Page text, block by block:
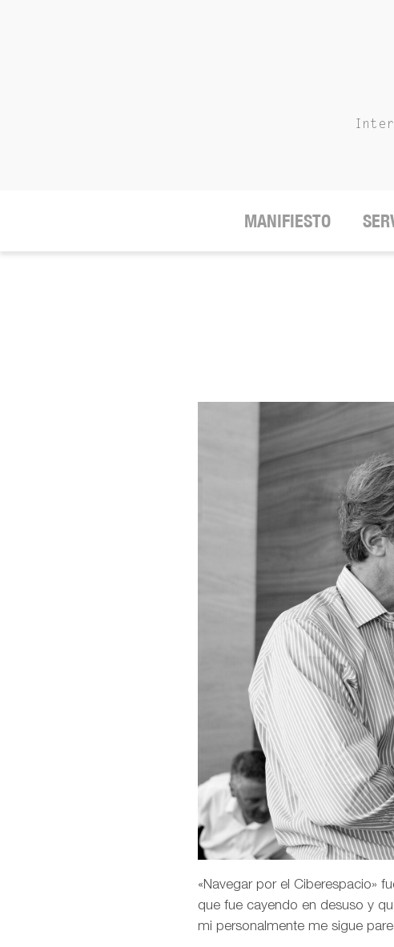
MANIFIESTO
«Navegar por el Ciberespacio»
que fue cayendo en desuso y
mi personalmente me sigue